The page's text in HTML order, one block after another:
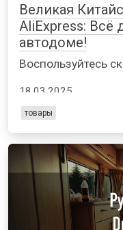
Великая
AliExpress: Всё
автодоме!
Воспользуйтесь
18.03.2025
товары